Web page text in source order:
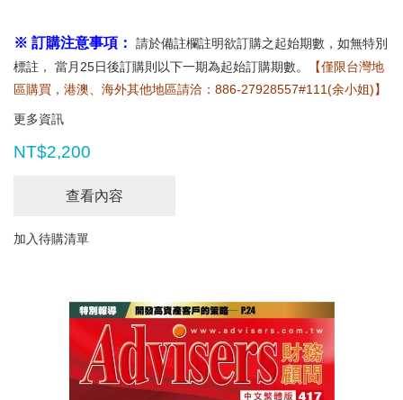
※ 訂購注意事項：
請於備註欄註明欲訂購之起始期數，如無特別
標註， 當月25日後訂購則以下一期為起始訂購期數。
【僅限台灣地
區購買，港澳、海外其他地區請洽：886-27928557#111(余小姐)】
更多資訊
NT$2,200
查看內容
加入待購清單